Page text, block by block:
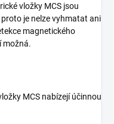
vložky MCS jsou
je nelze vyhmatat ani
magnetického
možná.
MCS nabízejí účinnou